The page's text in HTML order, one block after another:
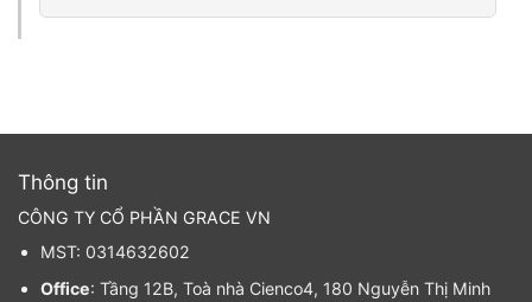
Thông tin
CÔNG TY CỔ PHẦN GRACE VN
MST: 0314632602
Office: Tầng 12B, Toà nhà Cienco4, 180 Nguyễn Thị Minh